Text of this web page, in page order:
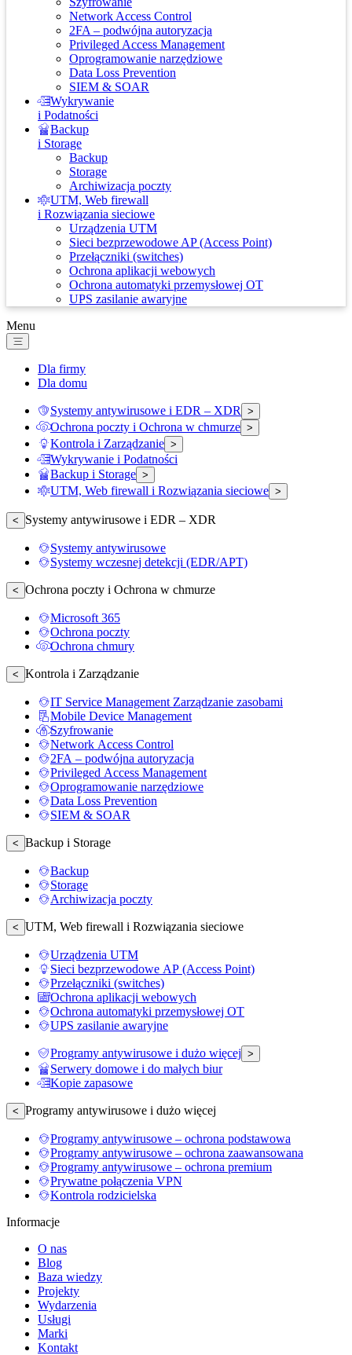
Network Access Control
2FA – podwójna autoryzacja
Privileged Access Management
Oprogramowanie narzędziowe
Data Loss Prevention
SIEM & SOAR
Wykrywanie
i Podatności
Backup
i Storage
Backup
Storage
Archiwizacja poczty
UTM, Web firewall
i Rozwiązania sieciowe
Urządzenia UTM
Sieci bezprzewodowe AP (Access Point)
Przełączniki (switches)
Ochrona aplikacji webowych
Ochrona automatyki przemysłowej OT
UPS zasilanie awaryjne
Menu
Dla firmy
Dla domu
Systemy antywirusowe i EDR – XDR >
Ochrona poczty i Ochrona w chmurze >
Kontrola i Zarządzanie >
Wykrywanie i Podatności
Backup i Storage >
UTM, Web firewall i Rozwiązania sieciowe >
< Systemy antywirusowe i EDR – XDR
Systemy antywirusowe
Systemy wczesnej detekcji (EDR/APT)
< Ochrona poczty i Ochrona w chmurze
Microsoft 365
Ochrona poczty
Ochrona chmury
< Kontrola i Zarządzanie
IT Service Management Zarządzanie zasobami
Mobile Device Management
Szyfrowanie
Network Access Control
2FA – podwójna autoryzacja
Privileged Access Management
Oprogramowanie narzędziowe
Data Loss Prevention
SIEM & SOAR
< Backup i Storage
Backup
Storage
Archiwizacja poczty
< UTM, Web firewall i Rozwiązania sieciowe
Urządzenia UTM
Sieci bezprzewodowe AP (Access Point)
Przełączniki (switches)
Ochrona aplikacji webowych
Ochrona automatyki przemysłowej OT
UPS zasilanie awaryjne
Programy antywirusowe i dużo więcej >
Serwery domowe i do małych biur
Kopie zapasowe
< Programy antywirusowe i dużo więcej
Programy antywirusowe – ochrona podstawowa
Programy antywirusowe – ochrona zaawansowana
Programy antywirusowe – ochrona premium
Prywatne połączenia VPN
Kontrola rodzicielska
Informacje
O nas
Blog
Baza wiedzy
Projekty
Wydarzenia
Usługi
Marki
Kontakt